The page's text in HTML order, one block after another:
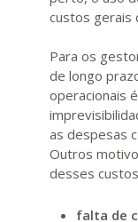
custos gerais
Para os
de longo
operacionais
as despesas
Outros
desses
falta de